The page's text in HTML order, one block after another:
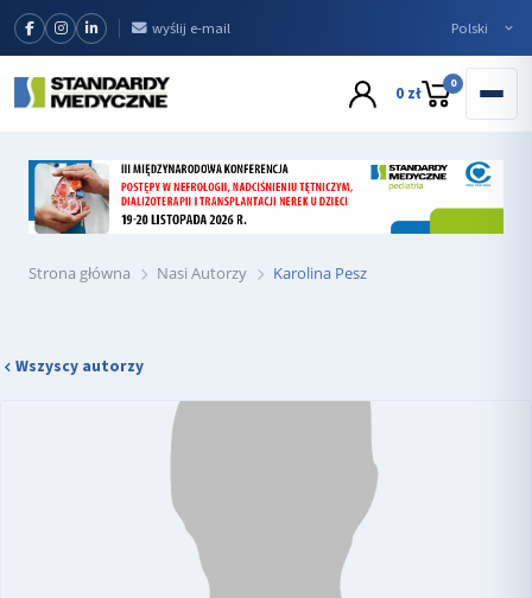
wyślij e-mail
0 zł 0
Strona główna Nasi Autorzy Karolina Pesz
Wszyscy autorzy